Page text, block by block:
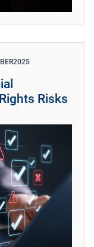
2025
Risks